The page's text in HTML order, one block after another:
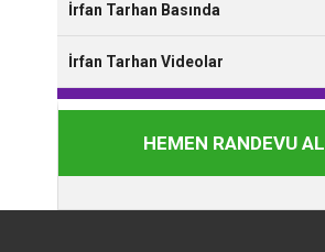
İrfan Tarhan Basında
İrfan Tarhan Videolar
HEMEN RANDEVU AL